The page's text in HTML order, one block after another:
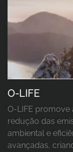
O-LIFE
O-LIFE promove
redução das
ambiental e
avançadas,